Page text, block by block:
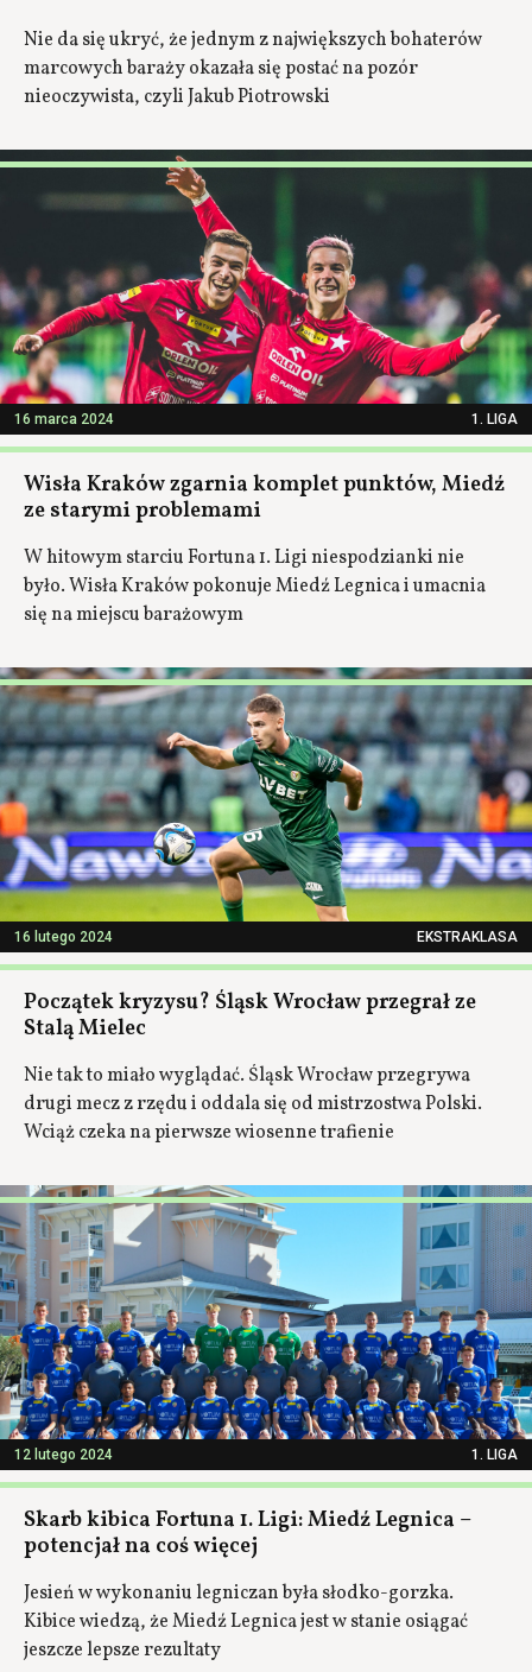
Nie da się ukryć, że jednym z największych bohaterów
marcowych baraży okazała się postać na pozór
nieoczywista, czyli Jakub Piotrowski
16 marca 2024 1. LIGA
Wisła Kraków zgarnia komplet punktów, Miedź
ze starymi problemami
W hitowym starciu Fortuna 1. Ligi niespodzianki nie
było. Wisła Kraków pokonuje Miedź Legnica i umacnia
się na miejscu barażowym
16 lutego 2024 EKSTRAKLASA
Początek kryzysu? Śląsk Wrocław przegrał ze
Stalą Mielec
Nie tak to miało wyglądać. Śląsk Wrocław przegrywa
drugi mecz z rzędu i oddala się od mistrzostwa Polski.
Wciąż czeka na pierwsze wiosenne trafienie
12 lutego 2024 1. LIGA
Skarb kibica Fortuna 1. Ligi: Miedź Legnica –
potencjał na coś więcej
Jesień w wykonaniu legniczan była słodko-gorzka.
Kibice wiedzą, że Miedź Legnica jest w stanie osiągać
jeszcze lepsze rezultaty